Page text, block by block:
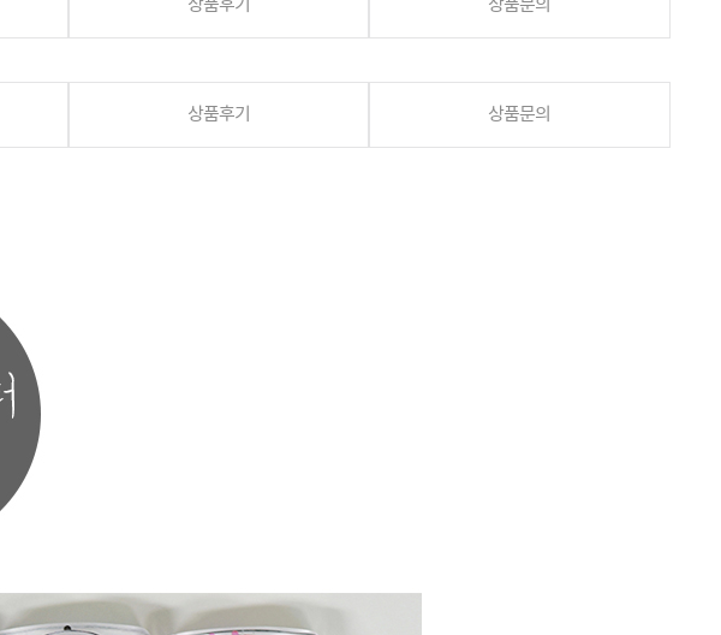
상품후기 상품문의